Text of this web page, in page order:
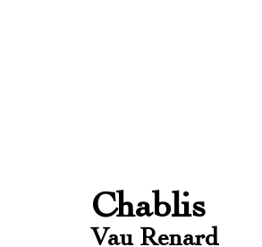
Chablis
Vau Renard